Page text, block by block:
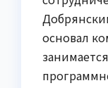
основал